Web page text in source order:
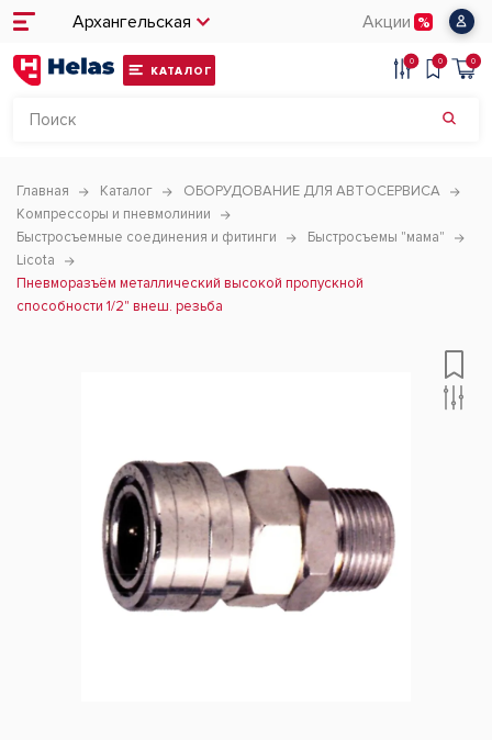
Архангельская Акции
КАТАЛОГ
0 0 0
Главная Каталог
ОБОРУДОВАНИЕ ДЛЯ АВТОСЕРВИСА
Компрессоры и пневмолинии
Быстросъемные соединения и фитинги
Быстросъемы "мама"
Licota
Пневморазъём металлический высокой пропускной
способности 1/2" внеш. резьба